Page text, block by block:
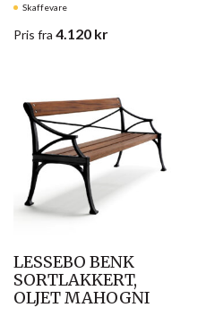
Skaffevare
Pris fra 4.120 kr
LESSEBO BENK
SORTLAKKERT,
OLJET MAHOGNI